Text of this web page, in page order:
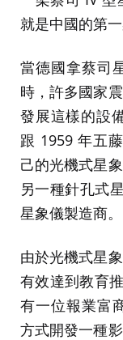
就是中國的第
當德國拿蔡司
時，許多國家
發展這樣的設
跟 1959 年五
己的光機式星
另一種針孔式
星象儀製造商。
由於光機式星
有效達到教育
有一位報業富
方式開發一種